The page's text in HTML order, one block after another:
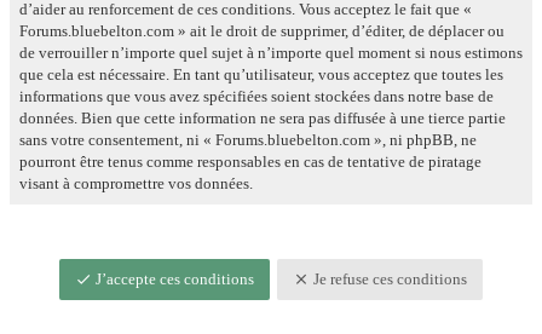
d’aider au renforcement de ces conditions. Vous acceptez le fait que «
Forums.bluebelton.com » ait le droit de supprimer, d’éditer, de déplacer ou
de verrouiller n’importe quel sujet à n’importe quel moment si nous estimons
que cela est nécessaire. En tant qu’utilisateur, vous acceptez que toutes les
informations que vous avez spécifiées soient stockées dans notre base de
données. Bien que cette information ne sera pas diffusée à une tierce partie
sans votre consentement, ni « Forums.bluebelton.com », ni phpBB, ne
pourront être tenus comme responsables en cas de tentative de piratage
visant à compromettre vos données.
J’accepte ces conditions Je refuse ces conditions